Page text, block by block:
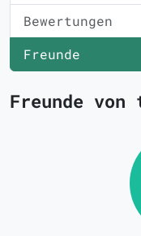
Bewertungen
Freunde
Freunde